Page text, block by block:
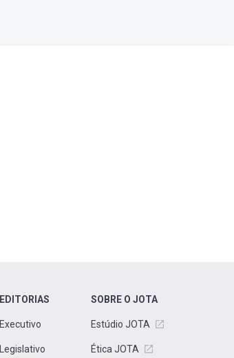
EDITORIAS
Executivo
Legislativo
SOBRE O JOTA
Estúdio JOTA
Ética JOTA